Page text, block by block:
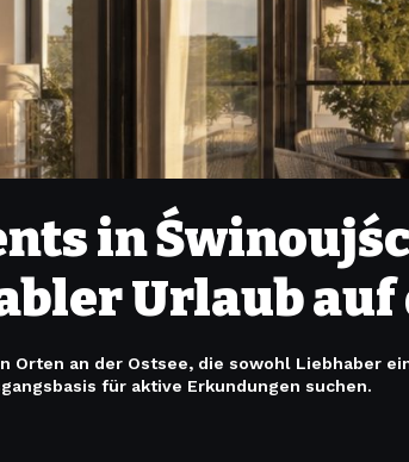
in
Urlaub auf
Orten an der Ostsee, die sowohl Liebhaber
für aktive Erkundungen suchen.